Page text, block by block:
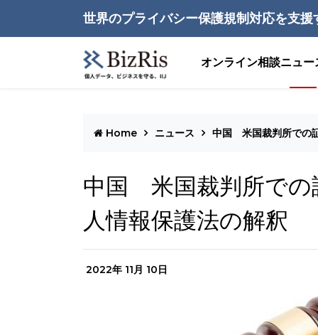
世界のプライバシー保護規制対応を支援
オンライン相談ニュー
Home ニュース 中国 米国裁判所での
中国 米国裁判所での
人情報保護法の解釈
2022年 11月 10日